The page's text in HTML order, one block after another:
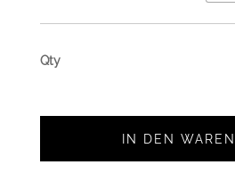
IN DEN